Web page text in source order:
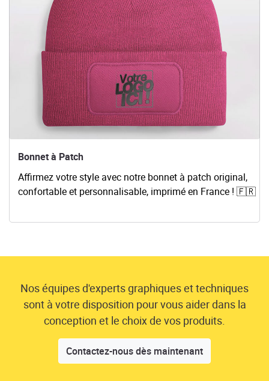
Bonnet à Patch
Affirmez votre style avec notre bonnet à patch original,
confortable et personnalisable, imprimé en France ! 🇫🇷
Nos équipes d'experts graphiques et techniques
sont à votre disposition pour vous aider dans la
conception et le choix de vos produits.
Contactez-nous dès maintenant